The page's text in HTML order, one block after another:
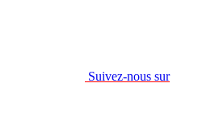
Suivez-nous sur